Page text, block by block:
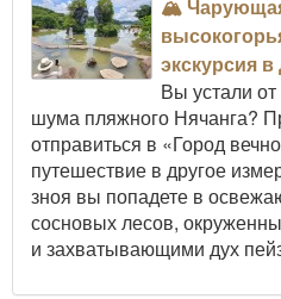
🏔️
экскурсия
Вы устали
шума пляжного Нячанга?
отправиться в «Город
путешествие в другое
зноя вы попадете в
сосновых лесов,
и захватывающими дух